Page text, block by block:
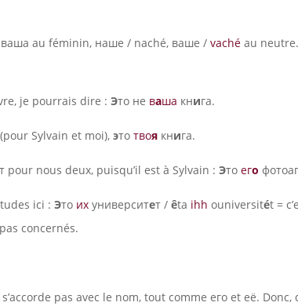
au féminin, наше / naché, ваше / vaché au
je pourrais dire : Это не ваша книга.
Sylvain et moi), это твоя книга.
т pour nous deux, puisqu’il est à Sylvain : Это его
ici : Это их университет / êta ihh ouniversitét =
concernés.
pas avec le nom, tout comme его et её.